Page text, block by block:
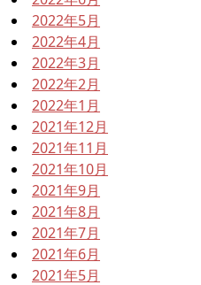
2022年5月
2022年4月
2022年3月
2022年2月
2022年1月
2021年12月
2021年11月
2021年10月
2021年9月
2021年8月
2021年7月
2021年6月
2021年5月